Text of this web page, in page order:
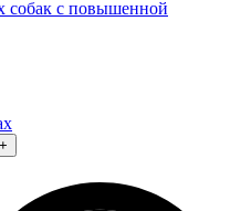
собак с повышенной
+